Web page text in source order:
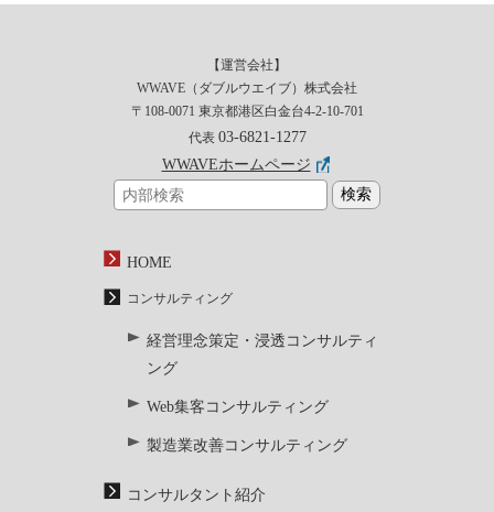
【運営会社】
WWAVE（ダブルウエイブ）株式会社
〒108-0071 東京都港区白金台4-2-10-701
代表 03-6821-1277
WWAVEホームページ
HOME
コンサルティング
経営理念策定・浸透コンサルティ
ング
Web集客コンサルティング
製造業改善コンサルティング
コンサルタント紹介